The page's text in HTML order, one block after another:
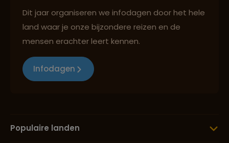
Dit jaar organiseren we infodagen door het hele
land waar je onze bijzondere reizen en de
mensen erachter leert kennen.
Infodagen
Populaire landen